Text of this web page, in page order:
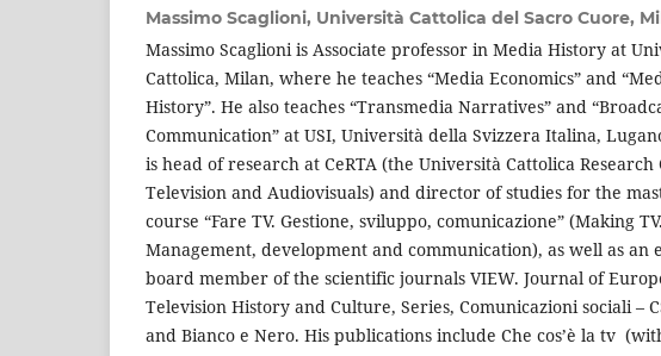
Massimo Scaglioni, Università Cattolica del Sacro Cuore,
Massimo Scaglioni is Associate professor in Media History at
Cattolica, Milan, where he teaches “Media Economics” and
History”. He also teaches “Transmedia Narratives” and
Communication” at USI, Università della Svizzera Italina,
is head of research at CeRTA (the Università Cattolica Research
Television and Audiovisuals) and director of studies for the
course “Fare TV. Gestione, sviluppo, comunicazione” (Making TV.
Management, development and communication), as well as an
board member of the scientific journals VIEW. Journal of
Television History and Culture, Series, Comunicazioni sociali –
and Bianco e Nero. His publications include Che cos’è la tv